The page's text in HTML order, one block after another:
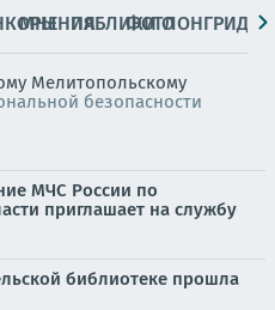
МНЕНИЯПАБЛИКИ
ФОТОЛОНГРИДЫ
Мелитопольскому
безопасности
МЧС России по
приглашает на службу
библиотеке прошла